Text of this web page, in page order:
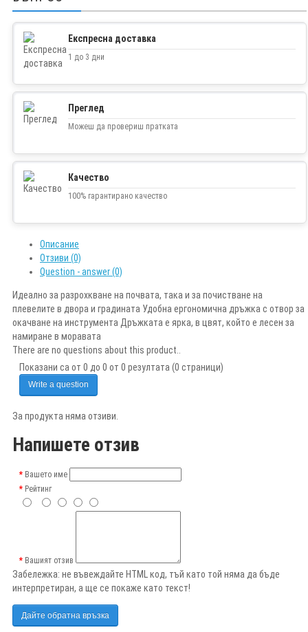
Експресна доставка
1 до 3 дни
Преглед
Можеш да провериш пратката
Качество
100% гарантирано качество
Описание
Отзиви (0)
Question - answer (0)
Идеално за разрохкване на почвата, така и за почистване на
плевелите в двора и градината Удобна ергономична дръжка с отвор за
окачване на инструмента Дръжката е ярка, в цвят, който е лесен за
намиране в моравата
There are no questions about this product..
Показани са от 0 до 0 от 0 резултата (0 страници)
Write a question
За продукта няма отзиви.
Напишете отзив
Вашето име
Рейтинг
Вашият отзив
Забележка: не въвеждайте HTML код, тъй като той няма да бъде
интерпретиран, а ще се покаже като текст!
Дайте обратна връзка